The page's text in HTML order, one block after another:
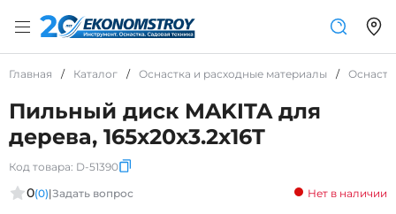
Главная / Каталог / Оснастка и расходные материалы /
Пильный диск MAKITA для
дерева, 165x20x3.2x16T
Код товара: D-51390
0(0)|Задать вопрос Нет в наличии